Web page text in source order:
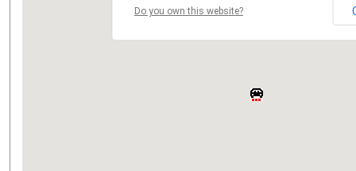
Do you own this website?